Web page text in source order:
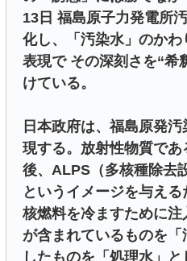
13日 福島原子力発電所
化し、「汚染水」のかわ
表現で その深刻さを“希
けている。
日本政府は、福島原発
現する。放射性物質で
後、ALPS（多核種除去
というイメージを与え
核燃料を冷ますために
が含まれているものを
したものを「処理水」